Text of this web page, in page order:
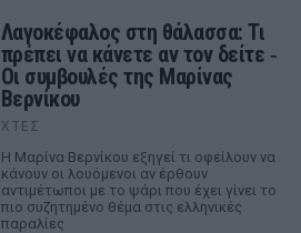
Λαγοκέφαλος στη θάλασσα: Τι
πρέπει να κάνετε αν τον δείτε ‑
Οι συμβουλές της Μαρίνας
Βερνίκου
ΧΤΕΣ
Η Μαρίνα Βερνίκου εξηγεί τι οφείλουν να
κάνουν οι λουόμενοι αν έρθουν
αντιμέτωποι με το ψάρι που έχει γίνει το
πιο συζητημένο θέμα στις ελληνικές
παραλίες